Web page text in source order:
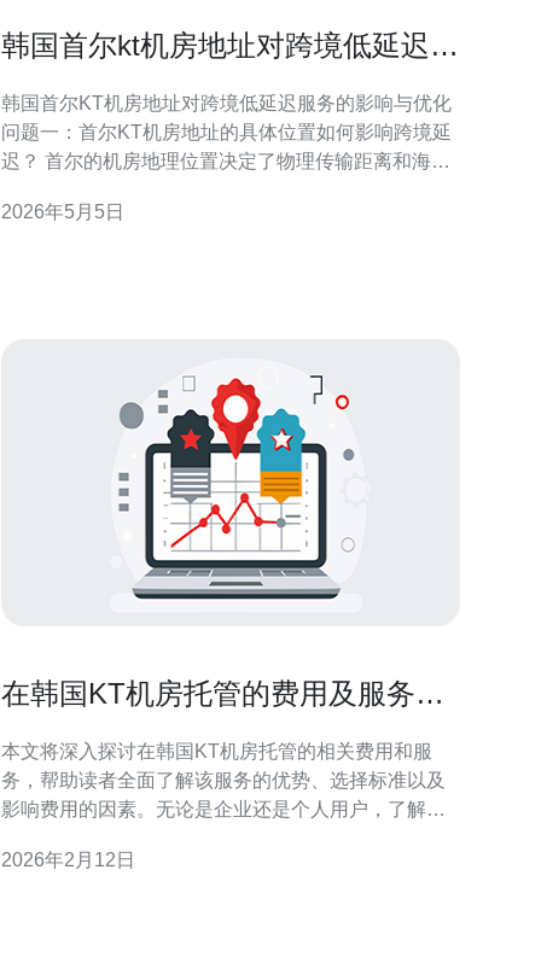
韩国首尔kt机房地址对跨境低延迟服
韩国首尔KT机房地址对跨境低延迟服务的影响与优化
问题一：首尔KT机房地址的具体位置如何影响跨境延
迟？ 首尔的机房地理位置决定了物理传输距离和海缆
量需要通过韩国的主要海底光缆或大陆骨干网时，首
2026年5月5日
在韩国KT机房托管的费用及服务详
本文将深入探讨在韩国KT机房托管的相关费用和服
务，帮助读者全面了解该服务的优势、选择标准以及
影响费用的因素。无论是企业还是个人用户，了解这
管的费用是多少？ 在选择韩国KT机房托管服务时，费
2026年2月12日